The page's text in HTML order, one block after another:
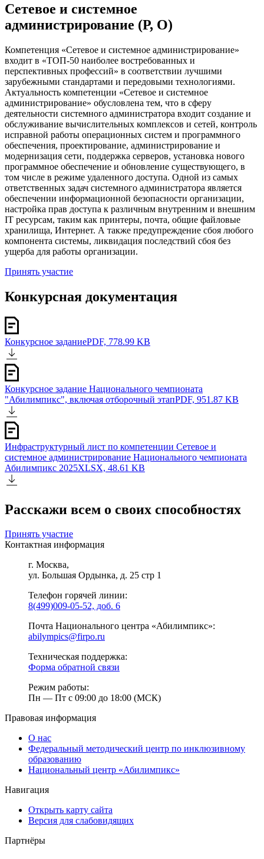
Сетевое и системное
администрирование (Р, О)
Компетенция «Сетевое и системное администрирование»
входит в «ТОП-50 наиболее востребованных и
перспективных профессий» в соответствии лучшими
зарубежными стандартами и передовыми технологиями.
Актуальность компетенции «Сетевое и системное
администрирование» обусловлена тем, что в сферу
деятельности системного администратора входит создание и
обслуживание вычислительных комплексов и сетей, контроль
исправной работы операционных систем и программного
обеспечения, проектирование, администрирование и
модернизация сети, поддержка серверов, установка нового
программное обеспечение и обновление существующего, в
том числе в режиме удаленного доступа. Одной из самых
ответственных задач системного администратора является
обеспечении информационной безопасности организации,
настройка прав доступа к различным внутренним и внешним
IT ресурсам, таким как принтеры, почта, общие файловые
хранилища, Интернет. А также предупреждение сбоя любого
компонента системы, ликвидация последствий сбоя без
ущерба для работы организации.
Принять участие
Конкурсная документация
Конкурсное заданиеPDF, 778.99 KB
Конкурсное задание Национального чемпионата
"Абилимпикс", включая отборочный этапPDF, 951.87 KB
Инфраструктурный лист по компетенции Сетевое и
системное администрирование Национального чемпионата
Абилимпикс 2025XLSX, 48.61 KB
Расскажи всем о своих способностях
Принять участие
Контактная информация
г. Москва,
ул. Большая Ордынка, д. 25 стр 1
Телефон горячей линии:
8(499)009-05-52, доб. 6
Почта Национального центра «Абилимпикс»:
abilympics@firpo.ru
Техническая поддержка:
Форма обратной связи
Режим работы:
Пн — Пт с 09:00 до 18:00 (МСК)
Правовая информация
О нас
Федеральный методический центр по инклюзивному
образованию
Национальный центр «Абилимпикс»
Навигация
Открыть карту сайта
Версия для слабовидящих
Партнёры